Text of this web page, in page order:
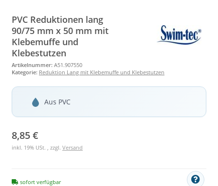
PVC Reduktionen lang
90/75 mm x 50 mm mit
Klebemuffe und
Klebestutzen
Artikelnummer: A51.907550
Kategorie: Reduktion Lang mit Klebemuffe und Klebestutzen
Aus PVC
8,85 €
inkl. 19% USt. , zzgl. Versand
sofort verfügbar